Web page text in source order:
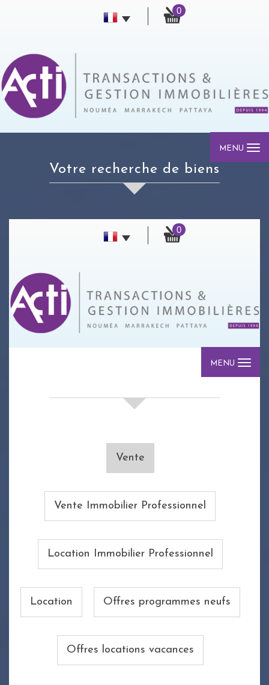
0
MENU
votre recherche de biens
0
MENU
Vente
Vente Immobilier Professionnel
Location Immobilier Professionnel
Location Offres programmes neufs
Offres locations vacances